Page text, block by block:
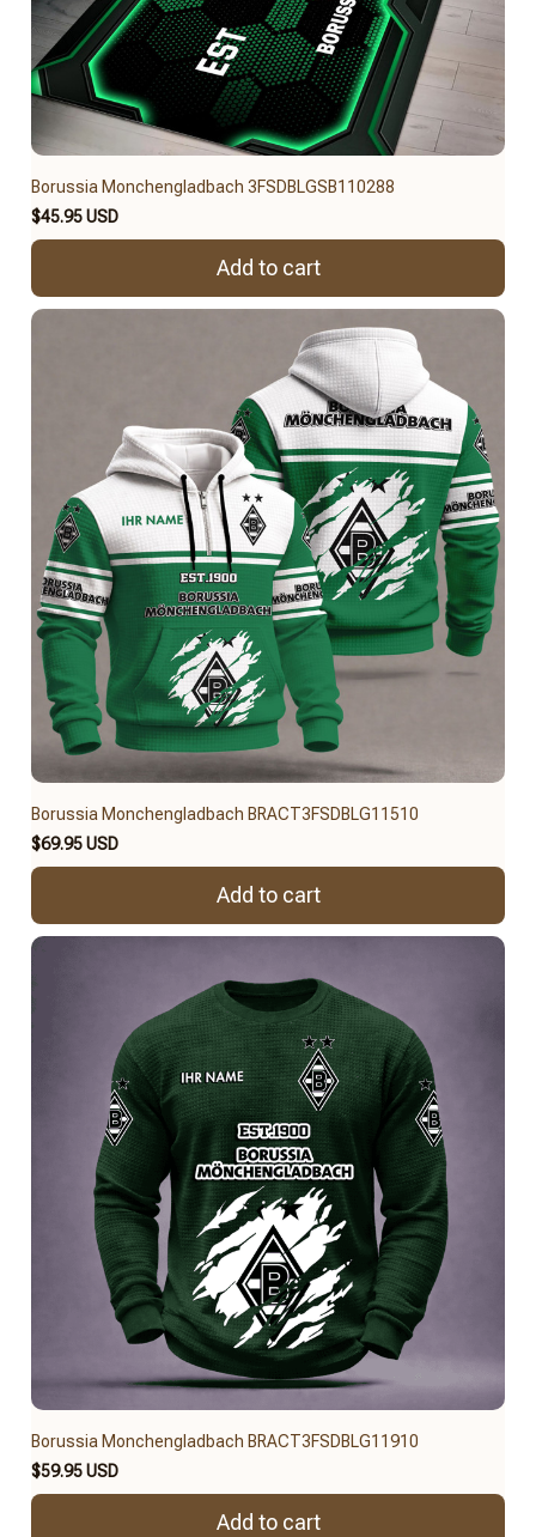
Borussia Monchengladbach 3FSDBLGSB110288
$45.95 USD
Add to cart
Borussia Monchengladbach BRACT3FSDBLG11510
$69.95 USD
Add to cart
Borussia Monchengladbach BRACT3FSDBLG11910
$59.95 USD
Add to cart